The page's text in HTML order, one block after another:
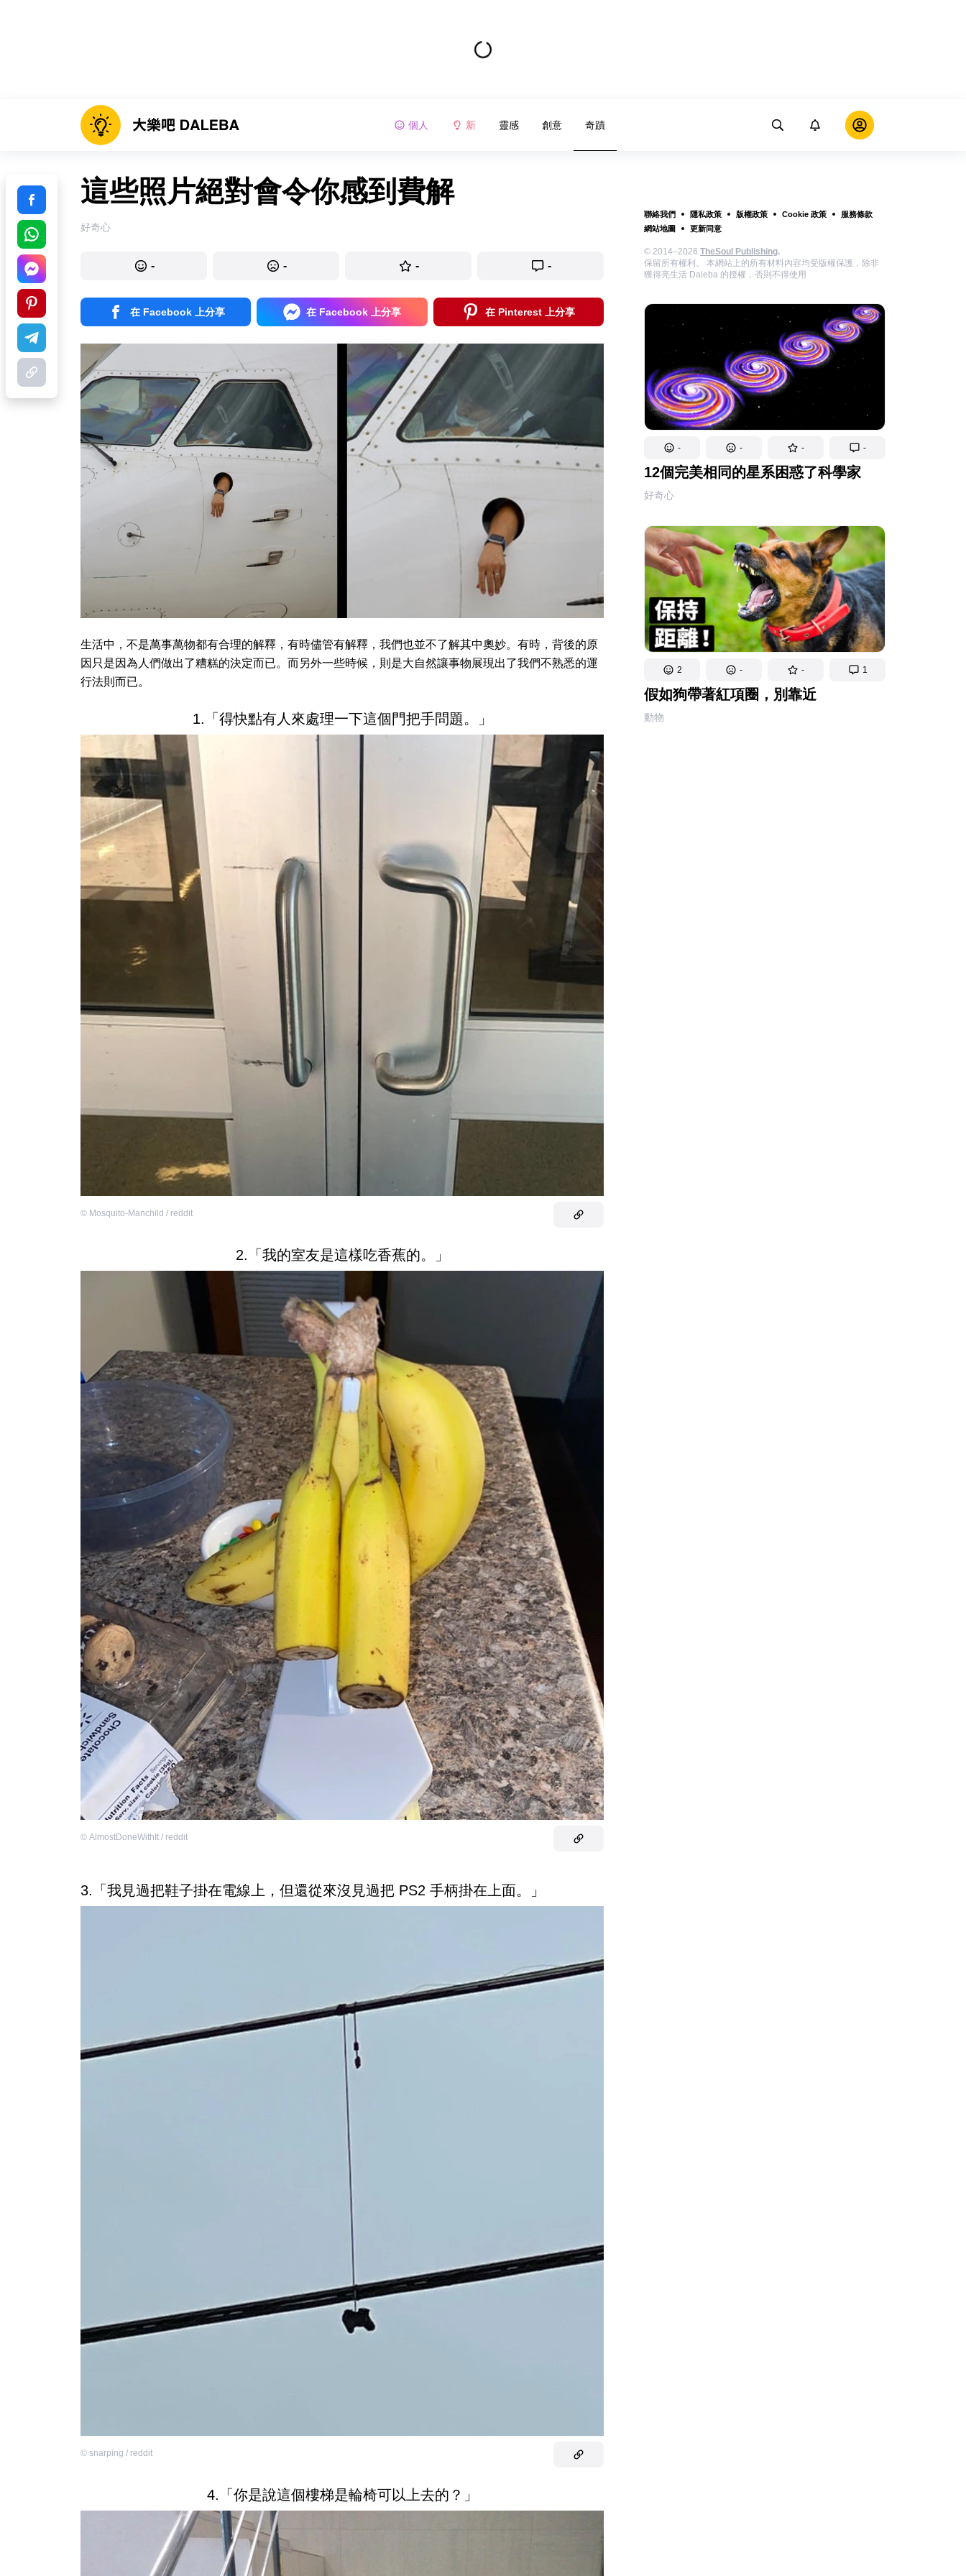
個人 新 靈感 創意 奇蹟
聯絡我們 隱私政策 版權政策 Cookie 政策
服務條款
網站地圖
更新同意
© 2014–2026 TheSoul Publishing.
保留所有權利。 本網站上的所有材料內容均受版權保護，除非
獲得亮生活 Daleba 的授權，否則不得使用
- - - -
12個完美相同的星系困惑了科學家
好奇心
2 - - 1
假如狗帶著紅項圈，別靠近
動物
這些照片絕對會令你感到費解
好奇心
- - - -
在 Facebook 上分享 在 Facebook 上分享 在 Pinterest 上分享
生活中，不是萬事萬物都有合理的解釋，有時儘管有解釋，我們也並不了解其中奧妙。有時，背後的原
因只是因為人們做出了糟糕的決定而已。而另外一些時候，則是大自然讓事物展現出了我們不熟悉的運
行法則而已。
1.「得快點有人來處理一下這個門把手問題。」
© Mosquito-Manchild / reddit
2.「我的室友是這樣吃香蕉的。」
© AlmostDoneWithIt / reddit
3.「我見過把鞋子掛在電線上，但還從來沒見過把 PS2 手柄掛在上面。」
© snarping / reddit
4.「你是說這個樓梯是輪椅可以上去的？」